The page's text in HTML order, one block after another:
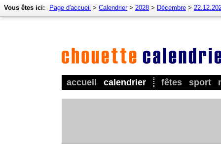
accueil calendrier fêtes sport
Vous êtes ici: Page d'accueil > Calendrier> 2028 > Décembre >